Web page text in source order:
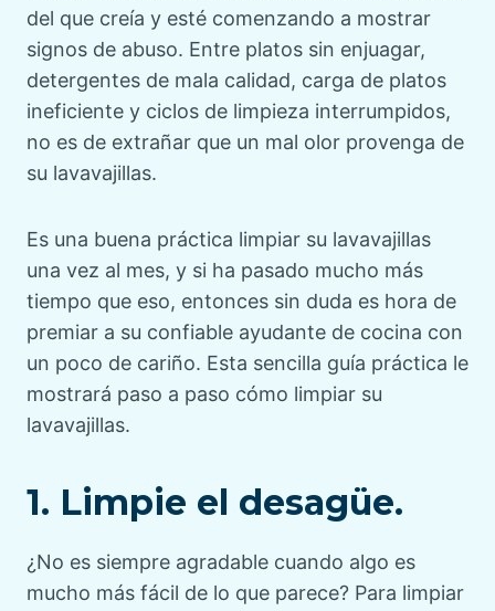
ó
n
:
a
d
a
:
c
a
c
i
ó
n
r
i
o
s
:
del que creía y esté comenzando a mostrar
signos de abuso. Entre platos sin enjuagar,
detergentes de mala calidad, carga de platos
ineficiente y ciclos de limpieza interrumpidos,
no es de extrañar que un mal olor provenga de
su lavavajillas.
Es una buena práctica limpiar su lavavajillas
una vez al mes, y si ha pasado mucho más
tiempo que eso, entonces sin duda es hora de
premiar a su confiable ayudante de cocina con
un poco de cariño. Esta sencilla guía práctica le
mostrará paso a paso cómo limpiar su
lavavajillas.
1. Limpie el desagüe.
¿No es siempre agradable cuando algo es
mucho más fácil de lo que parece? Para limpiar